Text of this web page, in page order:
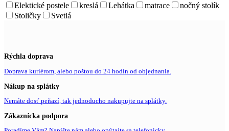
Elektické postele
kreslá Lehátka matrace
nočný stolík
Stoličky
Svetlá
Rýchla doprava
Doprava kuriérom, alebo poštou do 24 hodín od objednania.
Nákup na splátky
Nemáte dosť peňazí, tak jednoducho nakupujte na splátky.
Zákaznícka podpora